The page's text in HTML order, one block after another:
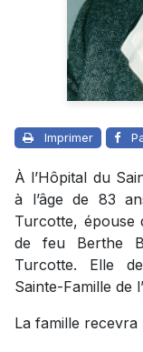
Imprimer
À l’Hôpital du
à l’âge de 83
Turcotte, épouse
de feu Berthe
Turcotte. Elle
Sainte-Famille de
La famille recevra